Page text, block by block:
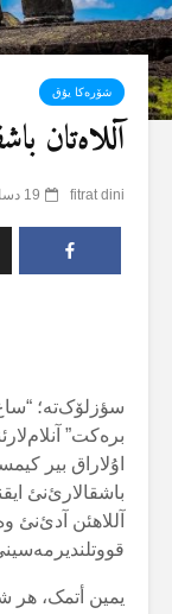
شۆرەکا یۇق
آللاەتان
fitrat dini 19 دسامبر 2025
سؤزلۆک‌تە؛
برەکت”
اۇلاراق بیر
باشقالارئ‌نئ
آللاهئن آدئ‌نئ
یمین أتمک، هر